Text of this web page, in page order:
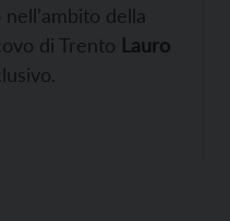
nell’ambito della
di Trento Lauro